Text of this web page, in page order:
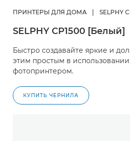
ПРИНТЕРЫ ДЛЯ ДОМА | SELPHY
SELPHY CP1500 [Белый]
Быстро создавайте яркие и
этим простым в
фотопринтером.
КУПИТЬ ЧЕРНИЛА